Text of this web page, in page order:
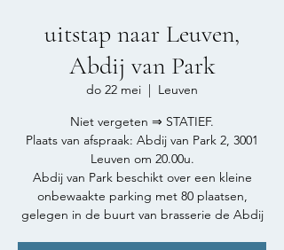
uitstap naar Leuven,
Abdij van Park
do 22 mei
  |
Leuven
Niet vergeten ⇒ STATIEF.
Plaats van afspraak: Abdij van Park 2, 3001
Leuven om 20.00u.
Abdij van Park beschikt over een kleine
onbewaakte parking met 80 plaatsen,
gelegen in de buurt van brasserie de Abdij